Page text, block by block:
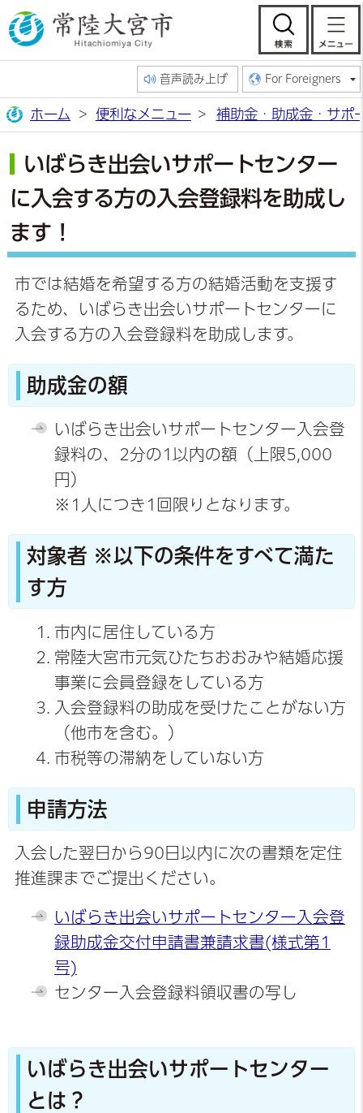
常陸大宮市公
検
音声読み上げ For Foreigners
ホーム 便利なメニュー 補助金・助成金・サポ
いばらき出会いサポートセンター
に入会する方の入会登録料を助成し
ます！
市では結婚を希望する方の結婚活動を支援す
るため、いばらき出会いサポートセンターに
入会する方の入会登録料を助成します。
助成金の額
いばらき出会いサポートセンター入会登
録料の、2分の1以内の額（上限5,000
円）
※1人につき1回限りとなります。
対象者 ※以下の条件をすべて満た
す方
市内に居住している方
常陸大宮市元気ひたちおおみや結婚応援
事業に会員登録をしている方
入会登録料の助成を受けたことがない方
（他市を含む。）
市税等の滞納をしていない方
申請方法
入会した翌日から90日以内に次の書類を定住
推進課までご提出ください。
いばらき出会いサポートセンター入会登
録助成金交付申請書兼請求書(様式第1
号)
センター入会登録料領収書の写し
いばらき出会いサポートセンター
とは？